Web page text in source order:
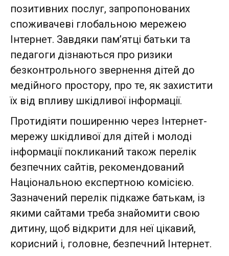
позитивних послуг, запропонованих
споживачеві глобальною мережею
Інтернет. Завдяки пам’ятці батьки та
педагоги дізнаються про ризики
безконтрольного звернення дітей до
медійного простору, про те, як захистити
їх від впливу шкідливої інформації.
Протидіяти поширенню через Інтернет-
мережу шкідливої для дітей і молоді
інформації покликаний також перелік
безпечних сайтів, рекомендований
Національною експертною комісією.
Зазначений перелік підкаже батькам, із
якими сайтами треба знайомити свою
дитину, щоб відкрити для неї цікавий,
корисний і, головне, безпечний Інтернет.